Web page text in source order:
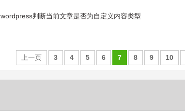
wordpress判断当前文章是否为自定义内容类型
上一页 3 4 5 6 7 8 9 10